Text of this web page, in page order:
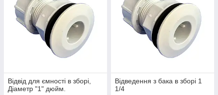
Відвід для ємності в зборі,
Діаметр "1" дюйм.
Відведення з бака в зборі 1
1/4